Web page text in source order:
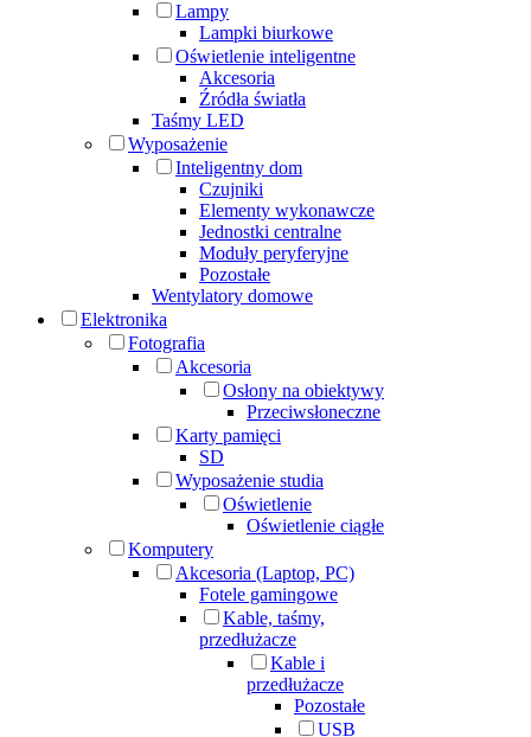
Lampy
Lampki biurkowe
Oświetlenie inteligentne
Akcesoria
Źródła światła
Taśmy LED
Wyposażenie
Inteligentny dom
Czujniki
Elementy wykonawcze
Jednostki centralne
Moduły peryferyjne
Pozostałe
Wentylatory domowe
Elektronika
Fotografia
Akcesoria
Osłony na obiektywy
Przeciwsłoneczne
Karty pamięci
SD
Wyposażenie studia
Oświetlenie
Oświetlenie ciągłe
Komputery
Akcesoria (Laptop, PC)
Fotele gamingowe
Kable, taśmy,
przedłużacze
Kable i
przedłużacze
Pozostałe
USB